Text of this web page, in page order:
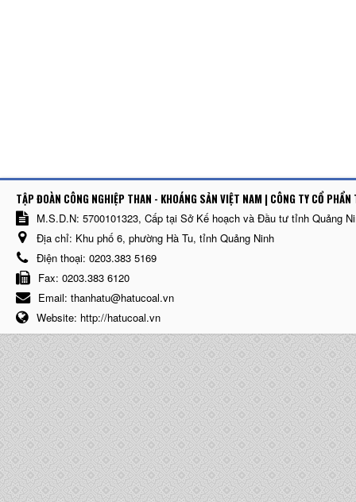
TẬP ĐOÀN CÔNG NGHIỆP THAN - KHOÁNG SẢN VIỆT NAM | CÔNG TY CỔ
M.S.D.N: 5700101323, Cấp tại Sở Kế hoạch và Đầu tư tỉnh Quảng
Địa chỉ: Khu phố 6, phường Hà Tu, tỉnh Quảng Ninh
Điện thoại: 0203.383 5169
Fax: 0203.383 6120
Email: thanhatu@hatucoal.vn
Website: http://hatucoal.vn